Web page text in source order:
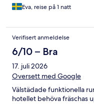
Eva, reise på 1 natt
Verifisert anmeldelse
6/10 – Bra
17. juli 2026
Oversett med Google
Välstädade funktionella
hotellet behöva fräschas